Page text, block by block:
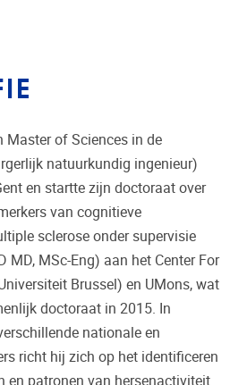
Master of Sciences in de
natuurkundig ingenieur)
en startte zijn doctoraat over
van cognitieve
sclerose onder supervisie
MD, MSc-Eng) aan het Center For
Brussel) en UMons, wat
doctoraat in 2015. In
nationale en
richt hij zich op het identificeren
en patronen van hersenactiviteit